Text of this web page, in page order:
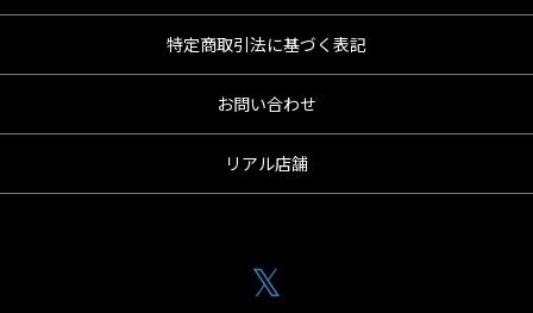
特定商取引法に基づく表記
お問い合わせ
リアル店舗
𝕏